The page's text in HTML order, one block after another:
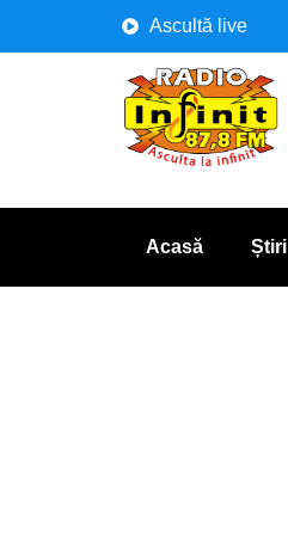
Ascultă live
Acasă Știri